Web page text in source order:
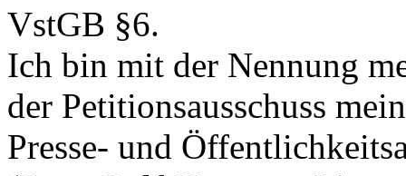
VstGB §6.
Ich bin mit der Nennung
der Petitionsausschuss
Presse- und